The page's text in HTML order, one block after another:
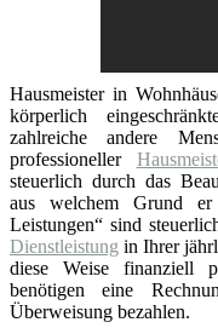
Hausmeister in
körperlich
zahlreiche andere
professioneller
steuerlich durch das
aus welchem Grund er
Leistungen“ sind
Dienstleistung in Ihrer
diese Weise finanziell
benötigen eine
Überweisung bezahlen.